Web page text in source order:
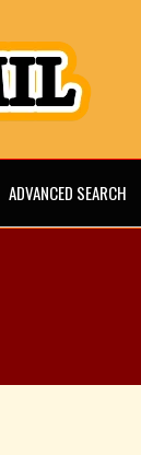
ADVANCED SEARCH